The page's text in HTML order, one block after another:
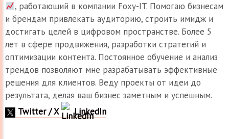
, работающий в компании Foxy-IT. Помогаю бизнесам
и брендам привлекать аудиторию, строить имидж и
достигать целей в цифровом пространстве. Более 5
лет в сфере продвижения, разработки стратегий и
оптимизации контента. Постоянное обучение и анализ
трендов позволяют мне разрабатывать эффективные
решения для клиентов. Веду проекты от идеи до
результата, делая ваш бизнес заметным и успешным.
Twitter / X
LinkedIn